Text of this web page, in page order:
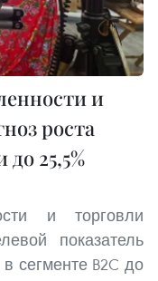
и
роста
25,5%
и торговли
показатель
сегменте B2C до